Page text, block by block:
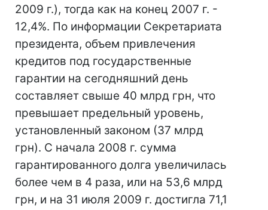
2009 г.), тогда как на конец 2007 г. -
12,4%. По информации Секретариата
президента, объем привлечения
кредитов под государственные
гарантии на сегодняшний день
составляет свыше 40 млрд грн, что
превышает предельный уровень,
установленный законом (37 млрд
грн). С начала 2008 г. сумма
гарантированного долга увеличилась
более чем в 4 раза, или на 53,6 млрд
грн, и на 31 июля 2009 г. достигла 71,1